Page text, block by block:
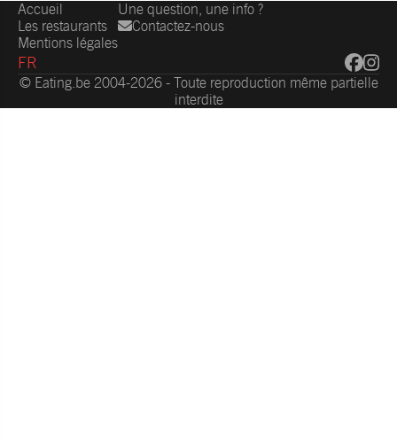
Accueil
Les restaurants
Mentions légales
Une question, une info ?
Contactez-nous
FR
© Eating.be 2004-2026 - Toute reproduction même partielle
interdite